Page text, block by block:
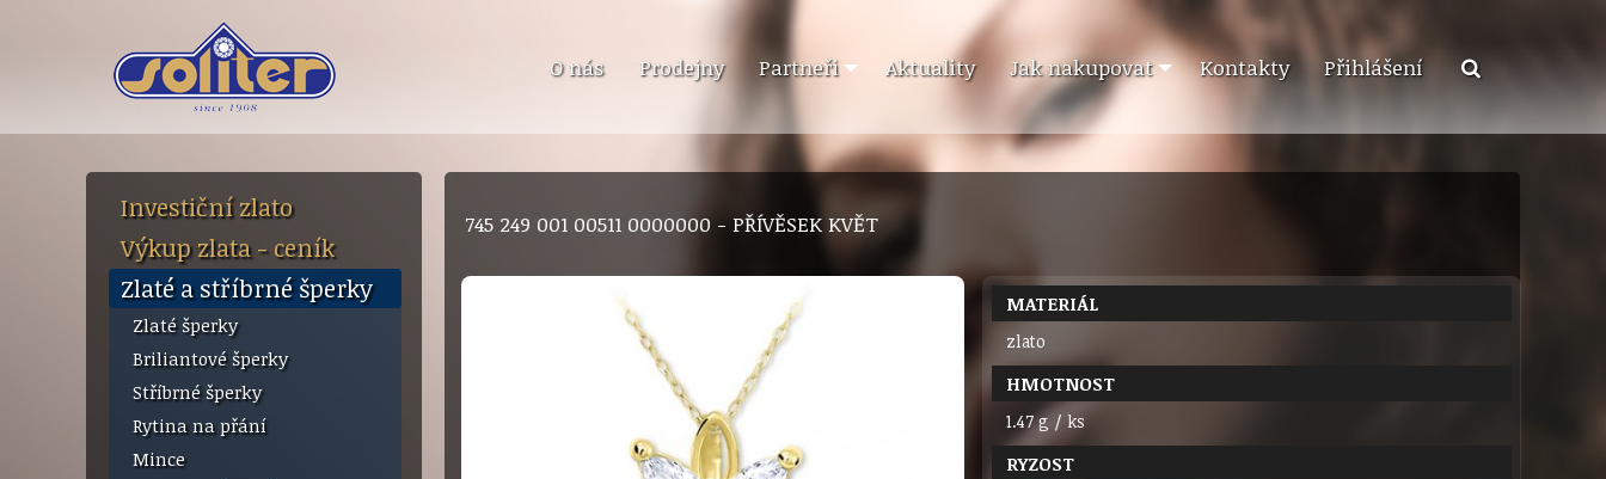
O nás Prodejny Partneři Aktuality Jak nakupovat Kontakty Přihlášení
Investiční zlato
Výkup zlata - ceník
Zlaté a stříbrné šperky
Zlaté šperky
Briliantové šperky
Stříbrné šperky
Rytina na přání
Mince
745 249 001 00511 0000000 - PŘÍVĚSEK KVĚT
MATERIÁL
zlato
HMOTNOST
1.47 g / ks
RYZOST